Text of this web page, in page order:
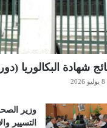
شهادة البكالوريا (دورة 2026) الأحد
8 يوليو 2026
وزير
التسيير